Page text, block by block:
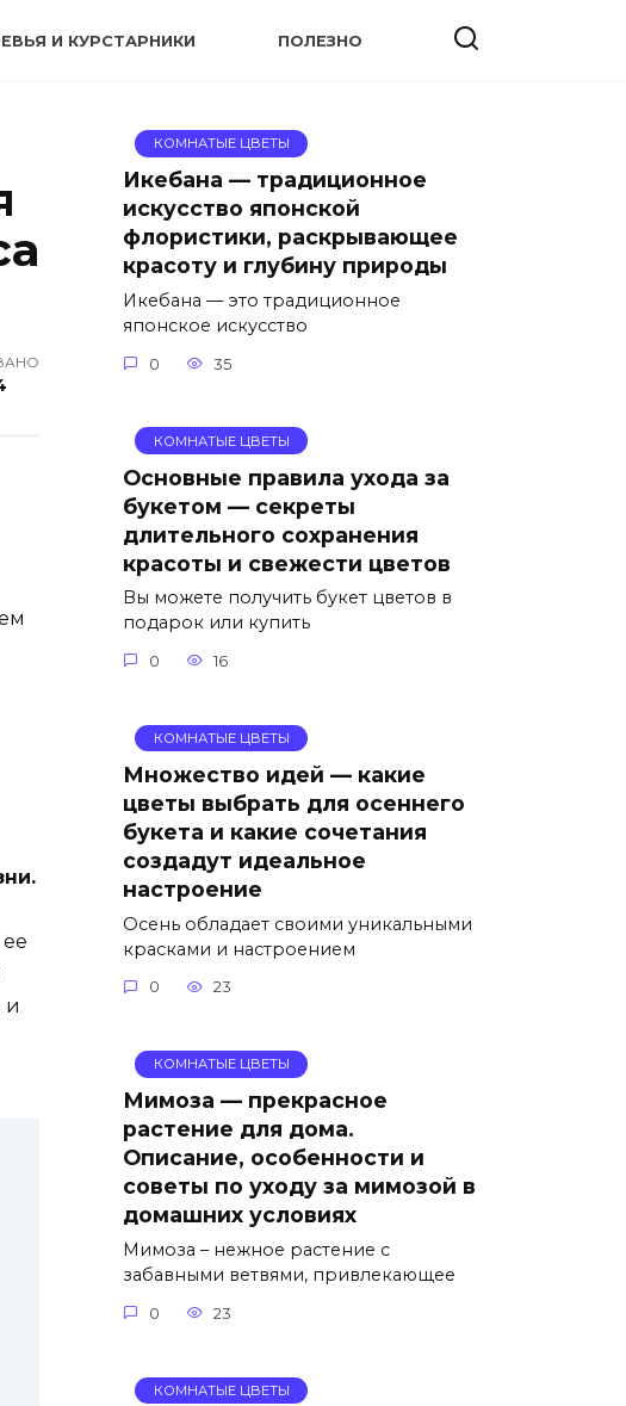
И КУРСТАРНИКИ ПОЛЕЗНО
и
КОМНАТЫЕ ЦВЕТЫ
Икебана — традиционное
искусство японской
флористики, раскрывающее
красоту и глубину природы
Икебана — это традиционное
японское искусство
0 35
КОМНАТЫЕ ЦВЕТЫ
Основные правила ухода за
букетом — секреты
длительного сохранения
красоты и свежести цветов
Вы можете получить букет цветов в
подарок или купить
0 16
КОМНАТЫЕ ЦВЕТЫ
Множество идей — какие
цветы выбрать для осеннего
букета и какие сочетания
создадут идеальное
настроение
Осень обладает своими уникальными
красками и настроением
0 23
КОМНАТЫЕ ЦВЕТЫ
Мимоза — прекрасное
растение для дома.
Описание, особенности и
советы по уходу за мимозой в
домашних условиях
Мимоза – нежное растение с
забавными ветвями, привлекающее
0 23
КОМНАТЫЕ ЦВЕТЫ